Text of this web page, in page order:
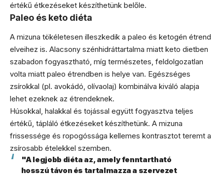
értékű étkezéseket készíthetünk belőle.
Paleo és keto diéta
A mizuna tökéletesen illeszkedik a paleo és ketogén étrend
elveihez is. Alacsony szénhidráttartalma miatt keto dietben
szabadon fogyasztható, míg természetes, feldolgozatlan
volta miatt paleo étrendben is helye van. Egészséges
zsírokkal (pl. avokádó, olívaolaj) kombinálva kiváló alapja
lehet ezeknek az étrendeknek.
Húsokkal, halakkal és tojással együtt fogyasztva teljes
értékű, tápláló étkezéseket készíthetünk. A mizuna
frissessége és ropogóssága kellemes kontrasztot teremt a
zsírosabb ételekkel szemben.
"A legjobb diéta az, amely fenntartható
hosszú távon és tartalmazza a szervezet